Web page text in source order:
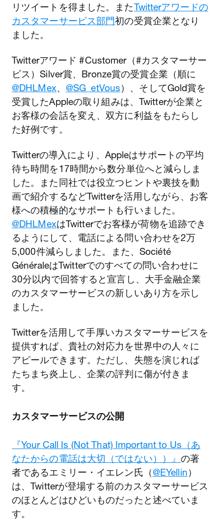
リツイートを得ました。またTwitterアワードの
カスタマーサービス部門初の受賞企業となり
ました。
Twitterアワード #Customer（#カスタマーサー
ビス）Silver賞、Bronze賞の受賞企業（順に
@DHLMex、 @SG_etVous）、そしてGold賞を
受賞したAppleの取り組みは、Twitterが企業と
お客様の会話を変え、双方に利益をもたらし
た好例です。
Twitterの導入により、Appleはサポートの平均
待ち時間を17時間から数分単位へと減らしま
した。また同社では役立つヒントや裏技を動
画で紹介するなどTwitterを活用しながら、お客
様への積極的なサポートも行いました。
@DHLMexはTwitterでお客様が荷物を追跡でき
るようにして、電話による問い合わせを2万
5,000件減らしました。また、Société
GénéraleはTwitterでのすべての問い合わせに
30分以内で回答すると宣言し、大手金融企業
のカスタマーサービスの新しいあり方を示し
ました。
Twitterを活用して手厚いカスタマーサービスを
提供すれば、貴社の対応力を世界中の人々に
アピールできます。ただし、失態を演じれば
たちまち炎上し、企業の評判に傷が付きま
す。
カスタマーサービスの公開
『Your Call Is (Not That) Important to Us（あ
なたからの電話は大切（ではない））』の著
者であるエミリー・イエレン氏（@EYellin）
は、Twitterが登場する前のカスタマーサービス
のほとんどはひどいものだったと述べていま
す。